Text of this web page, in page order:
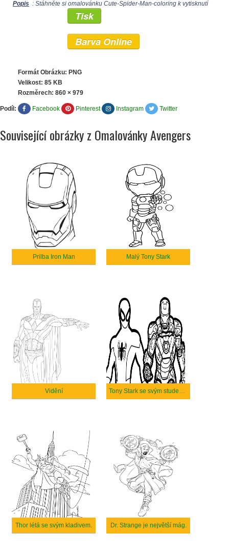
Popis : Stáhněte si omalovánku Cute-Spider-Man-coloring k vytisknutí
Tisk
Barva Online
Formát Obrázku: PNG
Velikost: 85 KB
Rozměrech: 860 × 979
Podíl: Facebook Pinterest Instagram Twitter
Související obrázky z Omalovánky Avengers
Prilba Iron Man Malý Tony Stark
Vidění Tony Stark se svým studentem.
Thor létá se svým kladivem. Dr. Strange je největší mág.